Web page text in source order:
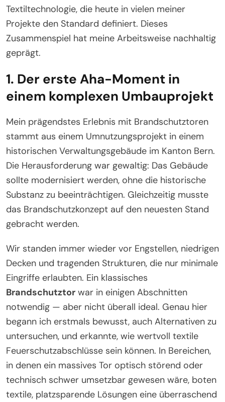
Textiltechnologie, die heute in vielen meiner
Projekte den Standard definiert. Dieses
Zusammenspiel hat meine Arbeitsweise nachhaltig
geprägt.
1. Der erste Aha-Moment in
einem komplexen Umbauprojekt
Mein prägendstes Erlebnis mit Brandschutztoren
stammt aus einem Umnutzungsprojekt in einem
historischen Verwaltungsgebäude im Kanton Bern.
Die Herausforderung war gewaltig: Das Gebäude
sollte modernisiert werden, ohne die historische
Substanz zu beeinträchtigen. Gleichzeitig musste
das Brandschutzkonzept auf den neuesten Stand
gebracht werden.
Wir standen immer wieder vor Engstellen, niedrigen
Decken und tragenden Strukturen, die nur minimale
Eingriffe erlaubten. Ein klassisches
Brandschutztor war in einigen Abschnitten
notwendig — aber nicht überall ideal. Genau hier
begann ich erstmals bewusst, auch Alternativen zu
untersuchen, und erkannte, wie wertvoll textile
Feuerschutzabschlüsse sein können. In Bereichen,
in denen ein massives Tor optisch störend oder
technisch schwer umsetzbar gewesen wäre, boten
textile, platzsparende Lösungen eine überraschend